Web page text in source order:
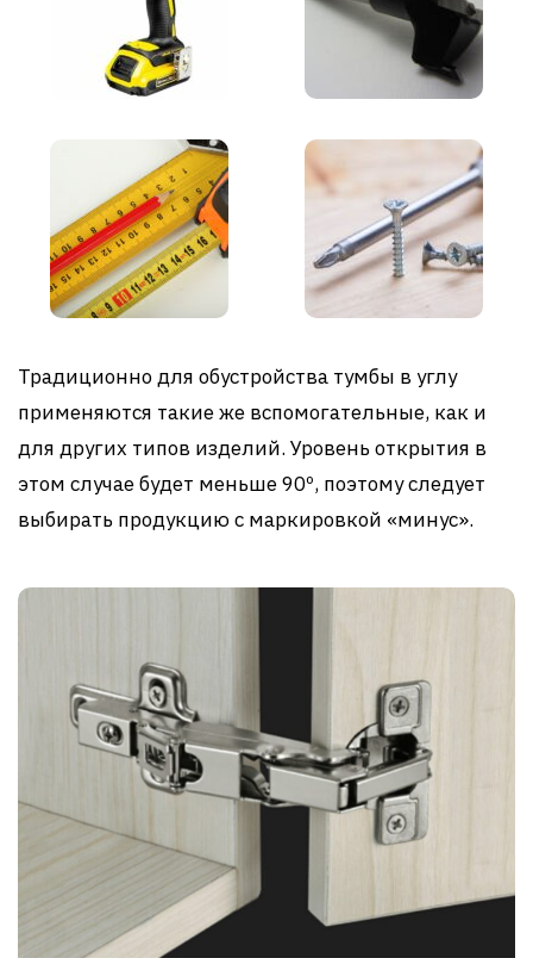
Традиционно для обустройства тумбы в углу
применяются такие же вспомогательные, как и
для других типов изделий. Уровень открытия в
этом случае будет меньше 90º, поэтому следует
выбирать продукцию с маркировкой «минус».